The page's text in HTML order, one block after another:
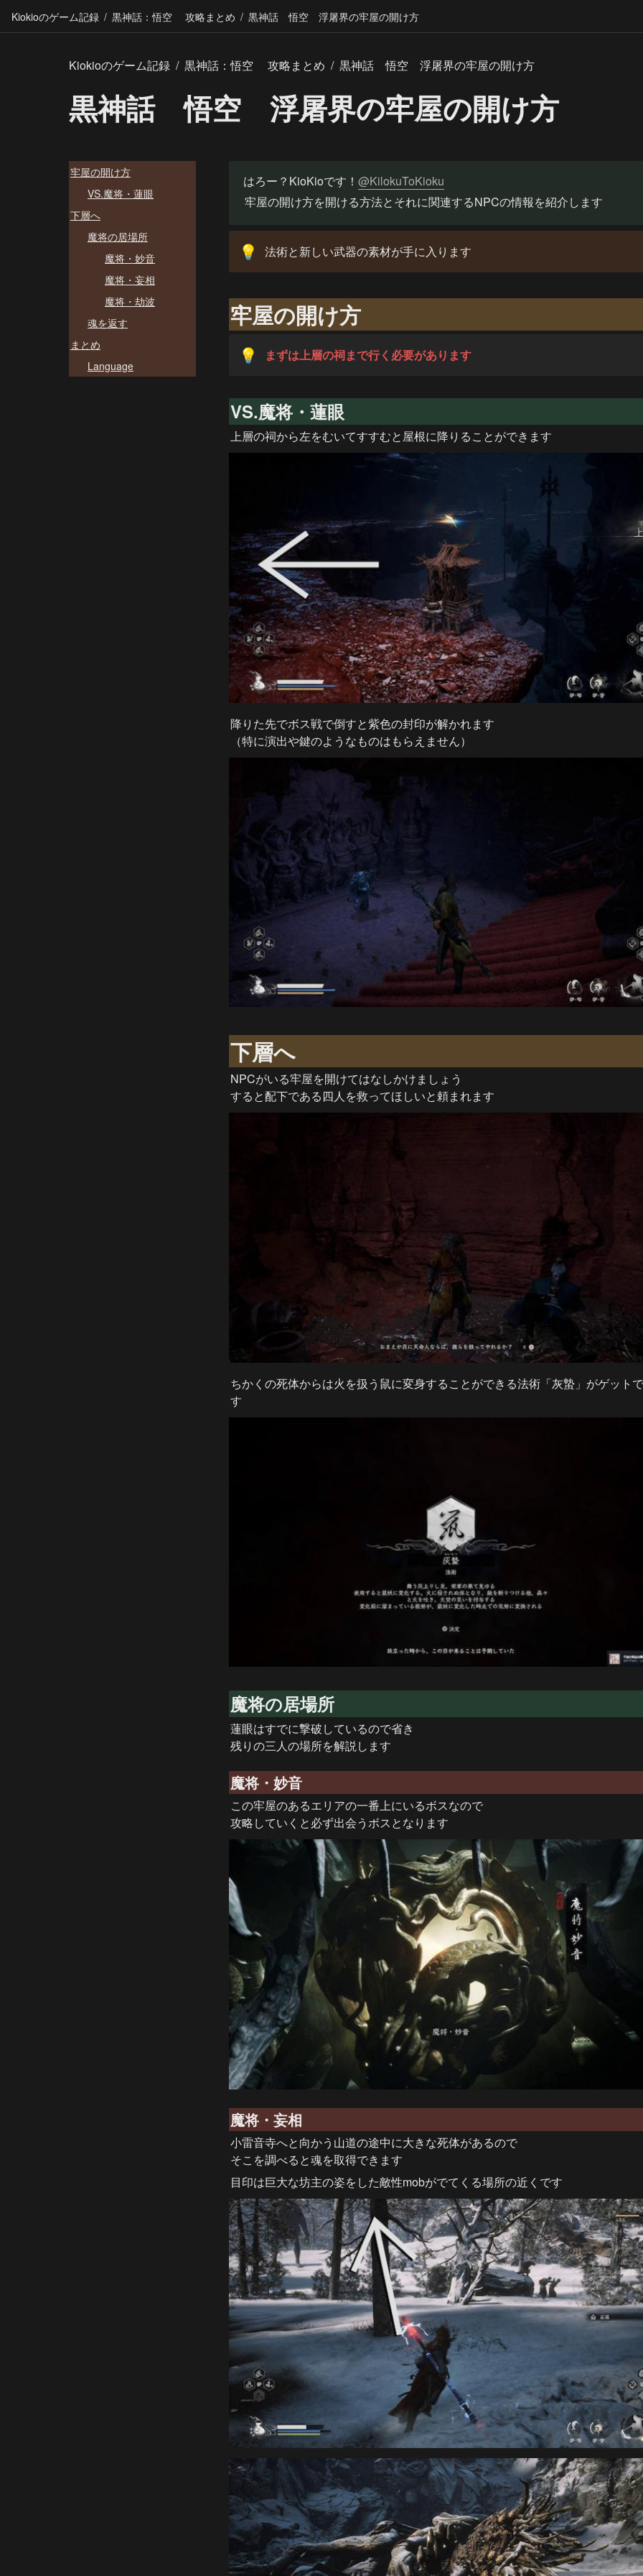
Kiokioのゲーム記録 / 黒神話：悟空 攻略まとめ / 黒神話 悟空 浮屠界の牢屋の開け方
Kiokioのゲーム記録 / 黒神話：悟空 攻略まとめ / 黒神話 悟空 浮屠界の牢屋の開け方
黒神話 悟空 浮屠界の牢屋の開け方
牢屋の開け方
VS.魔将・蓮眼
下層へ
魔将の居場所
魔将・妙音
魔将・妄相
魔将・劫波
魂を返す
まとめ
Language
はろー？KioKioです！ @KilokuToKioku
牢屋の開け方を開ける方法とそれに関連するNPCの情報を紹介します
💡 法術と新しい武器の素材が手に入ります
牢屋の開け方
💡 まずは上層の祠まで行く必要があります
VS.魔将・蓮眼
上層の祠から左をむいてすすむと屋根に降りることができます
降りた先でボス戦で倒すと紫色の封印が解かれます
（特に演出や鍵のようなものはもらえません）
下層へ
NPCがいる牢屋を開けてはなしかけましょう
すると配下である四人を救ってほしいと頼まれます
ちかくの死体からは火を扱う鼠に変身することができる法術「灰蟄」がゲット
す
魔将の居場所
蓮眼はすでに撃破しているので省き
残りの三人の場所を解説します
魔将・妙音
この牢屋のあるエリアの一番上にいるボスなので
攻略していくと必ず出会うボスとなります
魔将・妄相
小雷音寺へと向かう山道の途中に大きな死体があるので
そこを調べると魂を取得できます
目印は巨大な坊主の姿をした敵性mobがでてくる場所の近くです